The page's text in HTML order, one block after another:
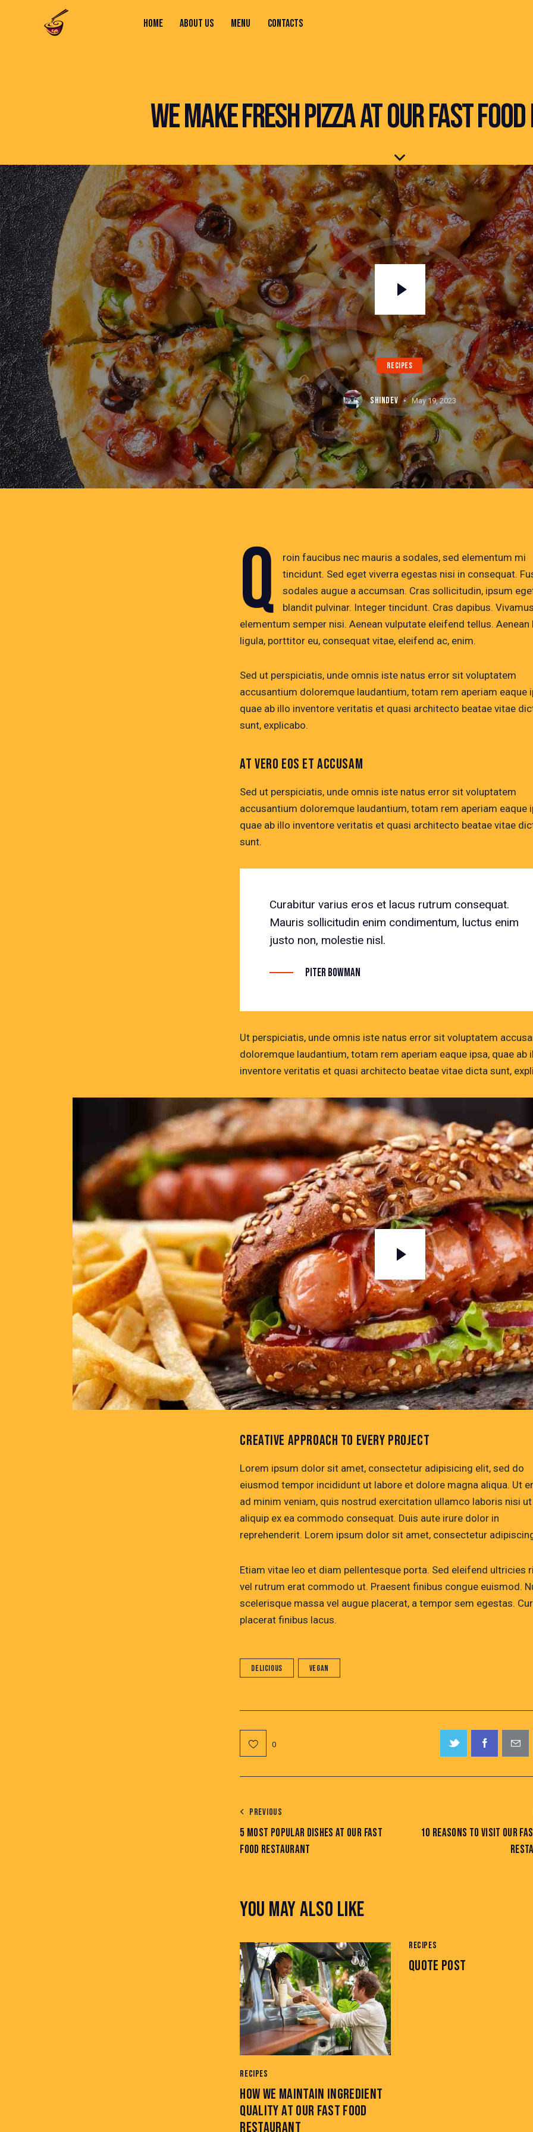
HOME ABOUT US MENU CONTACTS
WE MAKE FRESH PIZZA AT OUR FAST
RECIPES
SHINDEV May 19, 2023
Q
roin faucibus nec mauris a sodales, sed elementum mi
tincidunt. Sed eget viverra egestas nisi in consequat.
sodales augue a accumsan. Cras sollicitudin, ipsum
blandit pulvinar. Integer tincidunt. Cras dapibus. Vivamus
elementum semper nisi. Aenean vulputate eleifend tellus. Aenean
ligula, porttitor eu, consequat vitae, eleifend ac, enim.
Sed ut perspiciatis, unde omnis iste natus error sit voluptatem
accusantium doloremque laudantium, totam rem aperiam eaque
quae ab illo inventore veritatis et quasi architecto beatae vitae
sunt, explicabo.
AT VERO EOS ET ACCUSAM
Sed ut perspiciatis, unde omnis iste natus error sit voluptatem
accusantium doloremque laudantium, totam rem aperiam eaque
quae ab illo inventore veritatis et quasi architecto beatae vitae
sunt.
Curabitur varius eros et lacus rutrum consequat.
Mauris sollicitudin enim condimentum, luctus enim
justo non, molestie nisl.
Piter Bowman
Ut perspiciatis, unde omnis iste natus error sit voluptatem
doloremque laudantium, totam rem aperiam eaque ipsa, quae ab
inventore veritatis et quasi architecto beatae vitae dicta sunt,
CREATIVE APPROACH TO EVERY PROJECT
Lorem ipsum dolor sit amet, consectetur adipisicing elit, sed do
eiusmod tempor incididunt ut labore et dolore magna aliqua. Ut
ad minim veniam, quis nostrud exercitation ullamco laboris nisi ut
aliquip ex ea commodo consequat. Duis aute irure dolor in
reprehenderit. Lorem ipsum dolor sit amet, consectetur
Etiam vitae leo et diam pellentesque porta. Sed eleifend ultricies
vel rutrum erat commodo ut. Praesent finibus congue euismod.
scelerisque massa vel augue placerat, a tempor sem egestas.
placerat finibus lacus.
Delicious Vegan
0
PREVIOUS
5 MOST POPULAR DISHES AT OUR FAST
FOOD RESTAURANT
10 REASONS TO VISIT OUR
YOU MAY ALSO LIKE
RECIPES
HOW WE MAINTAIN INGREDIENT
QUALITY AT OUR FAST FOOD
RESTAURANT
RECIPES
QUOTE POST